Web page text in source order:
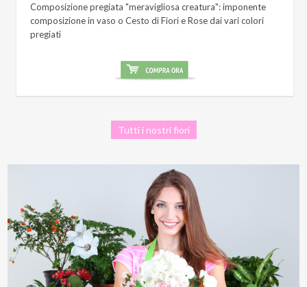
Composizione pregiata "meravigliosa creatura": imponente
composizione in vaso o Cesto di Fiori e Rose dai vari colori
pregiati
Tutti i nostri fiori